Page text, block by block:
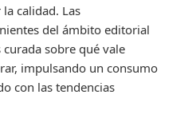
calidad. Las
del ámbito editorial
sobre qué vale
impulsando un consumo
con las tendencias